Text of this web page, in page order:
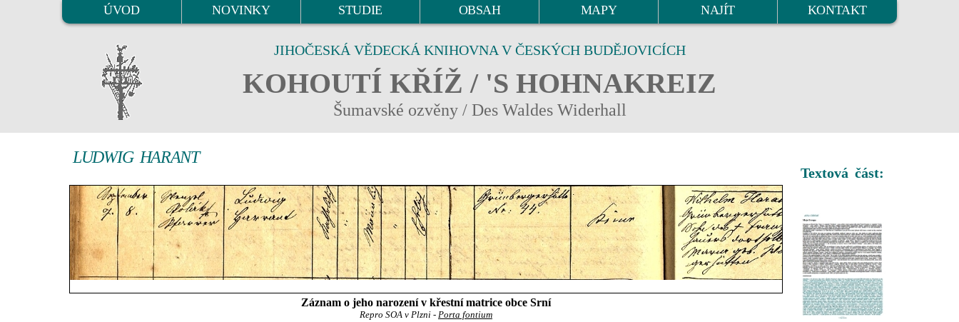
ÚVOD NOVINKY STUDIE OBSAH MAPY NAJÍT KONTAKT
JIHOČESKÁ VĚDECKÁ KNIHOVNA V ČESKÝCH BUDĚJOVICÍCH
KOHOUTÍ KŘÍŽ / 'S HOHNAKREIZ
Šumavské ozvěny / Des Waldes Widerhall
LUDWIG HARANT
Záznam o jeho narození v křestní matrice obce Srní
Repro SOA v Plzni - Porta fontium
Textová část: